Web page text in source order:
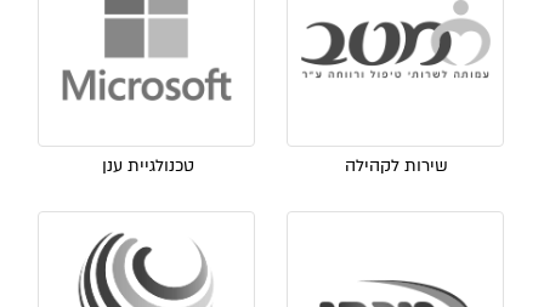
שירות לקהילה טכנולגיית ענן